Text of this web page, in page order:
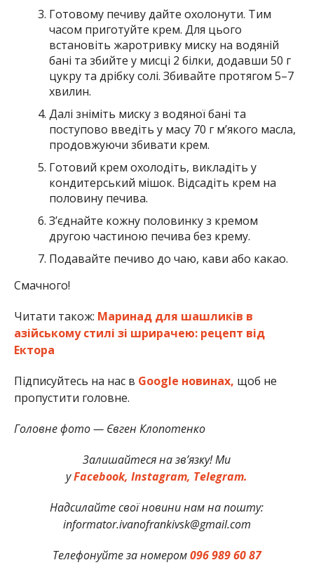
Готовому печиву дайте охолонути. Тим
часом приготуйте крем. Для цього
встановіть жаротривку миску на водяній
бані та збийте у мисці 2 білки, додавши 50 г
цукру та дрібку солі. Збивайте протягом 5–7
хвилин.
Далі зніміть миску з водяної бані та
поступово введіть у масу 70 г мʼякого масла,
продовжуючи збивати крем.
Готовий крем охолодіть, викладіть у
кондитерський мішок. Відсадіть крем на
половину печива.
Зʼєднайте кожну половинку з кремом
другою частиною печива без крему.
Подавайте печиво до чаю, кави або какао.
Смачного!
Читати також: Маринад для шашликів в
азійському стилі зі шрирачею: рецепт від
Ектора
Підписуйтесь на нас в Google новинах, щоб не
пропустити головне.
Головне фото — Євген Клопотенко
Залишайтеся на зв’язку! Ми
уFacebook, Instagram, Telegram.
Надсилайте свої новини нам на пошту:
informator.ivanofrankivsk@gmail.com
Телефонуйте за номером096 989 60 87